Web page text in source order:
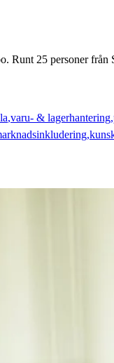
Runt 25 personer
varu- & lagerhantering